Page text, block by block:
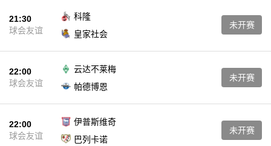
21:30
球会友谊
科隆
皇家社会
未开赛
22:00
球会友谊
云达不莱梅
帕德博恩
未开赛
22:00
球会友谊
伊普斯维奇
巴列卡诺
未开赛